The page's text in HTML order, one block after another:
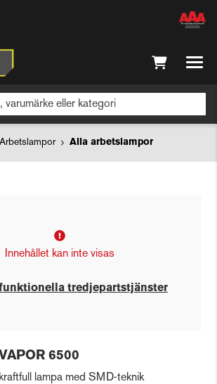
Arbetslampor Alla arbetslampor
Innehållet kan inte visas
tredjepartstjänster
6500
lampa med SMD-teknik